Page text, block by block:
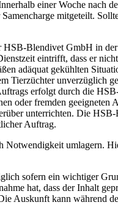
einer Woche nach
mitgeteilt.
Blendivet GmbH in
eintrifft, dass er
adäquat gekühlten
Tierzüchter unverzüglich
erfolgt durch die
oder fremden geeigneten
unterrichten. Die
Auftrag.
Notwendigkeit umlagern.
sofern ein wichtiger
hat, dass der Inhalt
Auskunft kann während